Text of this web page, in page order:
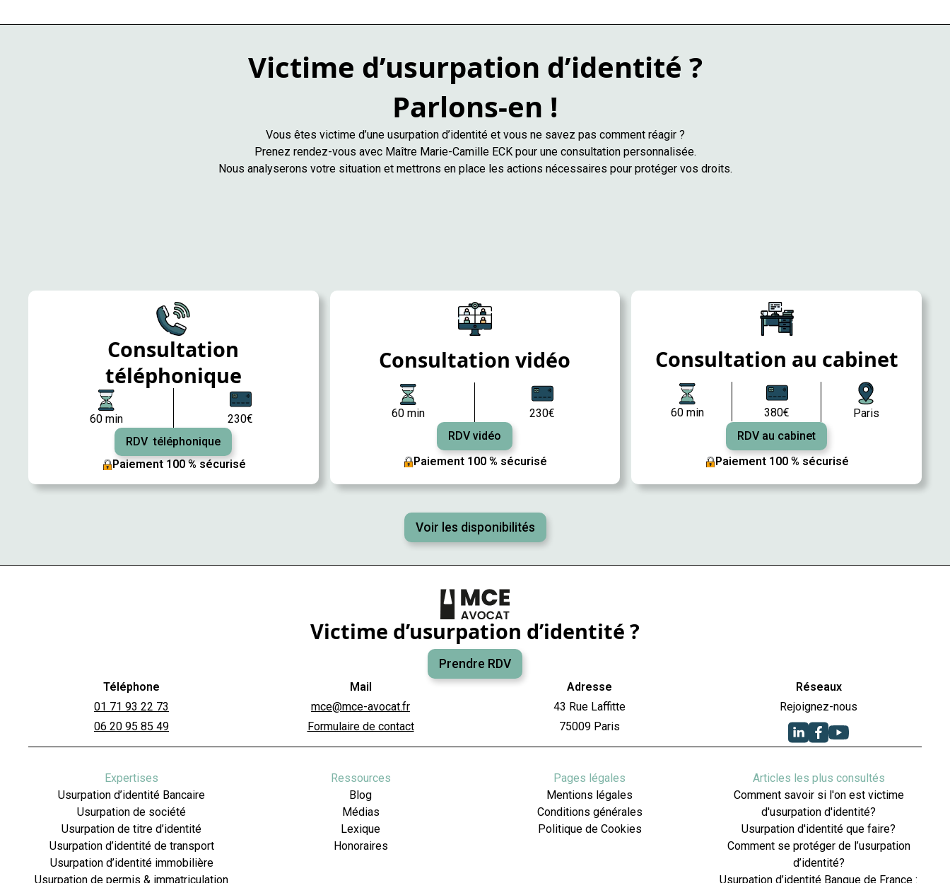
Victime d’usurpation d’identité ?
Parlons-en !
Vous êtes victime d’une usurpation d’identité et vous ne savez pas comment réagir ?
Prenez rendez-vous avec Maître Marie-Camille ECK pour une consultation personnalisée.
Nous analyserons votre situation et mettrons en place les actions nécessaires pour protéger vos droits.
Consultation
téléphonique
60 min
230€
RDV téléphonique
Paiement 100 % sécurisé
Consultation vidéo
60 min
230€
RDV vidéo
Paiement 100 % sécurisé
Consultation au cabinet
60 min 380€
Paris
RDV au cabinet
Paiement 100 % sécurisé
Voir les disponibilités
Victime d’usurpation d’identité ?
Prendre RDV
Téléphone
01 71 93 22 73
06 20 95 85 49
Mail
mce@mce-avocat.fr
Formulaire de contact
Adresse
43 Rue Laffitte
75009 Paris
Réseaux
Rejoignez-nous
Expertises
Usurpation d’identité Bancaire
Usurpation de société
Usurpation de titre d’identité
Usurpation d’identité de transport
Usurpation d’identité immobilière
Usurpation de permis & immatriculation
Ressources
Blog
Médias
Lexique
Honoraires
Pages légales
Mentions légales
Conditions générales
Politique de Cookies
Articles les plus consultés
Comment savoir si l'on est victime
d'usurpation d'identité?
Usurpation d'identité que faire?
Comment se protéger de l’usurpation
d’identité?
Usurpation d’identité Banque de France :